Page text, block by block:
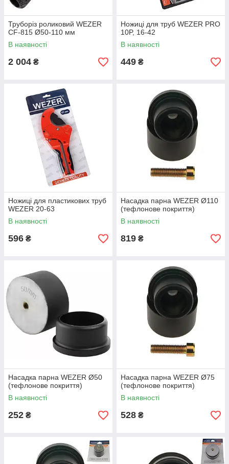
Труборіз роликовий WEZER
CF-815 Ø50-110 мм
В наявності
2 004 ₴
Ножиці для труб WEZER PRO
10P, 16-42
В наявності
449 ₴
Ножиці для пластикових труб
WEZER 20-63
В наявності
596 ₴
Насадка парна WEZER Ø110
(тефлонове покриття)
В наявності
819 ₴
Насадка парна WEZER Ø50
(тефлонове покриття)
В наявності
252 ₴
Насадка парна WEZER Ø75
(тефлонове покриття)
В наявності
528 ₴